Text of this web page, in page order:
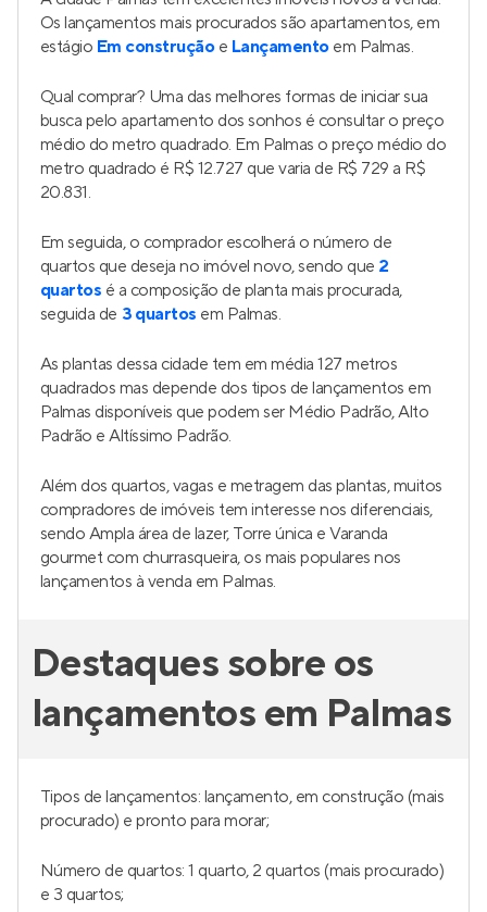
Os lançamentos mais procurados são apartamentos, em
estágio Em construçãoe Lançamento em Palmas.
Qual comprar? Uma das melhores formas de iniciar sua
busca pelo apartamento dos sonhos é consultar o preço
médio do metro quadrado. Em Palmas o preço médio do
metro quadrado é R$ 12.727 que varia de R$ 729 a R$
20.831.
Em seguida, o comprador escolherá o número de
quartos que deseja no imóvel novo, sendo que 2
quartos é a composição de planta mais procurada,
seguida de 3 quartos em Palmas.
As plantas dessa cidade tem em média 127 metros
quadrados mas depende dos tipos de lançamentos em
Palmas disponíveis que podem ser Médio Padrão, Alto
Padrão e Altíssimo Padrão.
Além dos quartos, vagas e metragem das plantas, muitos
compradores de imóveis tem interesse nos diferenciais,
sendo Ampla área de lazer, Torre única e Varanda
gourmet com churrasqueira, os mais populares nos
lançamentos à venda em Palmas.
Destaques sobre os
lançamentos em Palmas
Tipos de lançamentos: lançamento, em construção (mais
procurado) e pronto para morar;
Número de quartos: 1 quarto, 2 quartos (mais procurado)
e 3 quartos;